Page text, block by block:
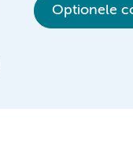
Optionele